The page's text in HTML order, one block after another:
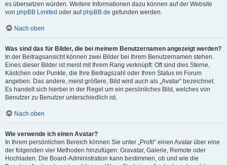
es übersetzen würden. Weitere Informationen dazu können auf der Website
von phpBB Limited oder aufphpBB.de gefunden werden.
Nach oben
Was sind das für Bilder, die bei meinem Benutzernamen angezeigt werden?
In der Beitragsansicht können zwei Bilder bei Ihrem Benutzernamen stehen.
Eines dieser Bilder ist meist mit Ihrem Rang verknüpft: Oft sind dies Sterne,
Kästchen oder Punkte, die Ihre Beitragszahl oder Ihren Status im Forum
angeben. Das andere, meist größere, Bild wird auch als „Avatar“ bezeichnet.
Es handelt sich hierbei in der Regel um ein persönliches Bild, welches von
Benutzer zu Benutzer unterschiedlich ist.
Nach oben
Wie verwende ich einen Avatar?
In Ihrem persönlichen Bereich können Sie unter „Profil“ einen Avatar über eine
der folgenden vier Methoden hinzufügen: Gravatar, Galerie, Remote oder
Hochladen. Die Board-Administration kann bestimmen, ob und wie die